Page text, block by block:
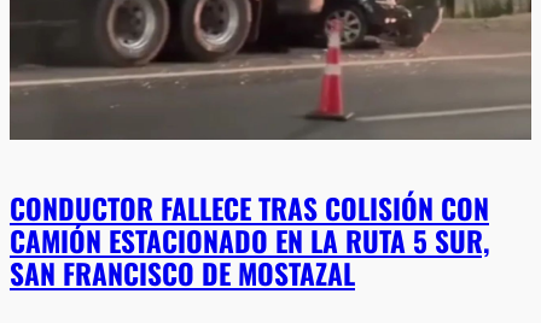
CONDUCTOR FALLECE TRAS COLISIÓN CON
CAMIÓN ESTACIONADO EN LA RUTA 5 SUR,
SAN FRANCISCO DE MOSTAZAL